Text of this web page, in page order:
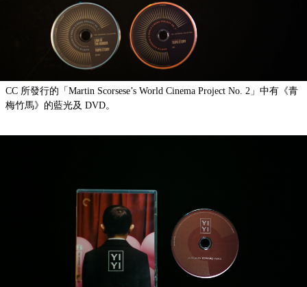
CC 所發行的「Martin Scorsese’s World Cinema Project No. 2」中有《青
梅竹馬》的藍光及 DVD。